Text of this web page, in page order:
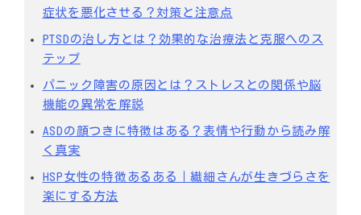
症状を悪化させる？対策と注意点
PTSDの治し方とは？効果的な治療法と克服へのス
テップ
パニック障害の原因とは？ストレスとの関係や脳
機能の異常を解説
ASDの顔つきに特徴はある？表情や行動から読み解
く真実
HSP女性の特徴あるある｜繊細さんが生きづらさを
楽にする方法